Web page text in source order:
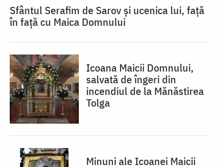
Sfântul Serafim de Sarov și ucenica lui, față
în față cu Maica Domnului
Icoana Maicii Domnului,
salvată de îngeri din
incendiul de la Mănăstirea
Tolga
Minuni ale Icoanei Maicii